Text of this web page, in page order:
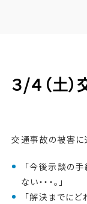
３/４（土
交通事故の被害に
「今後示談の
ない・・・。」
「解決までに